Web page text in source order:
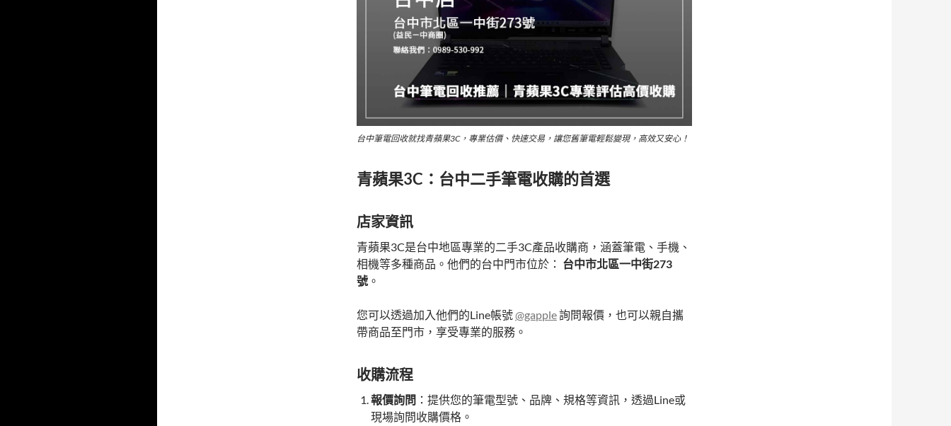
台中筆電回收就找青蘋果3C，專業估價、快速交易，讓您舊筆電輕鬆變現，高效又安心！
青蘋果3C：台中二手筆電收購的首選
店家資訊
青蘋果3C是台中地區專業的二手3C產品收購商，涵蓋筆電、手機、
相機等多種商品。他們的台中門市位於： 台中市北區一中街273
號 。
您可以透過加入他們的Line帳號@gapple詢問報價，也可以親自攜
帶商品至門市，享受專業的服務。
收購流程
報價詢問 ：提供您的筆電型號、品牌、規格等資訊，透過Line或
現場詢問收購價格。